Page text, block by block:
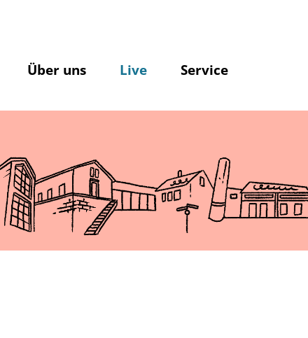
Über uns Live Service